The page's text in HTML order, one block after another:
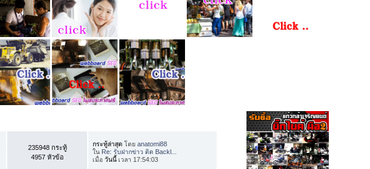
235948 กระทู้
4957 หัวข้อ
กระทู้ล่าสุด โดยanatomi88
ใน Re: รับฝากข่าว ติด Backl...
เมื่อวันนี้เวลา 17:54:03